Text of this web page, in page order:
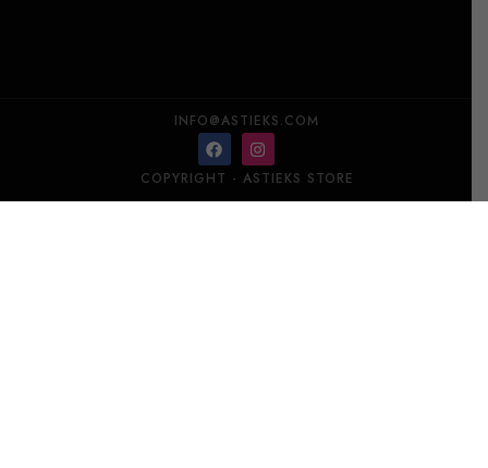
INFO@ASTIEKS.COM
COPYRIGHT - ASTIEKS STORE